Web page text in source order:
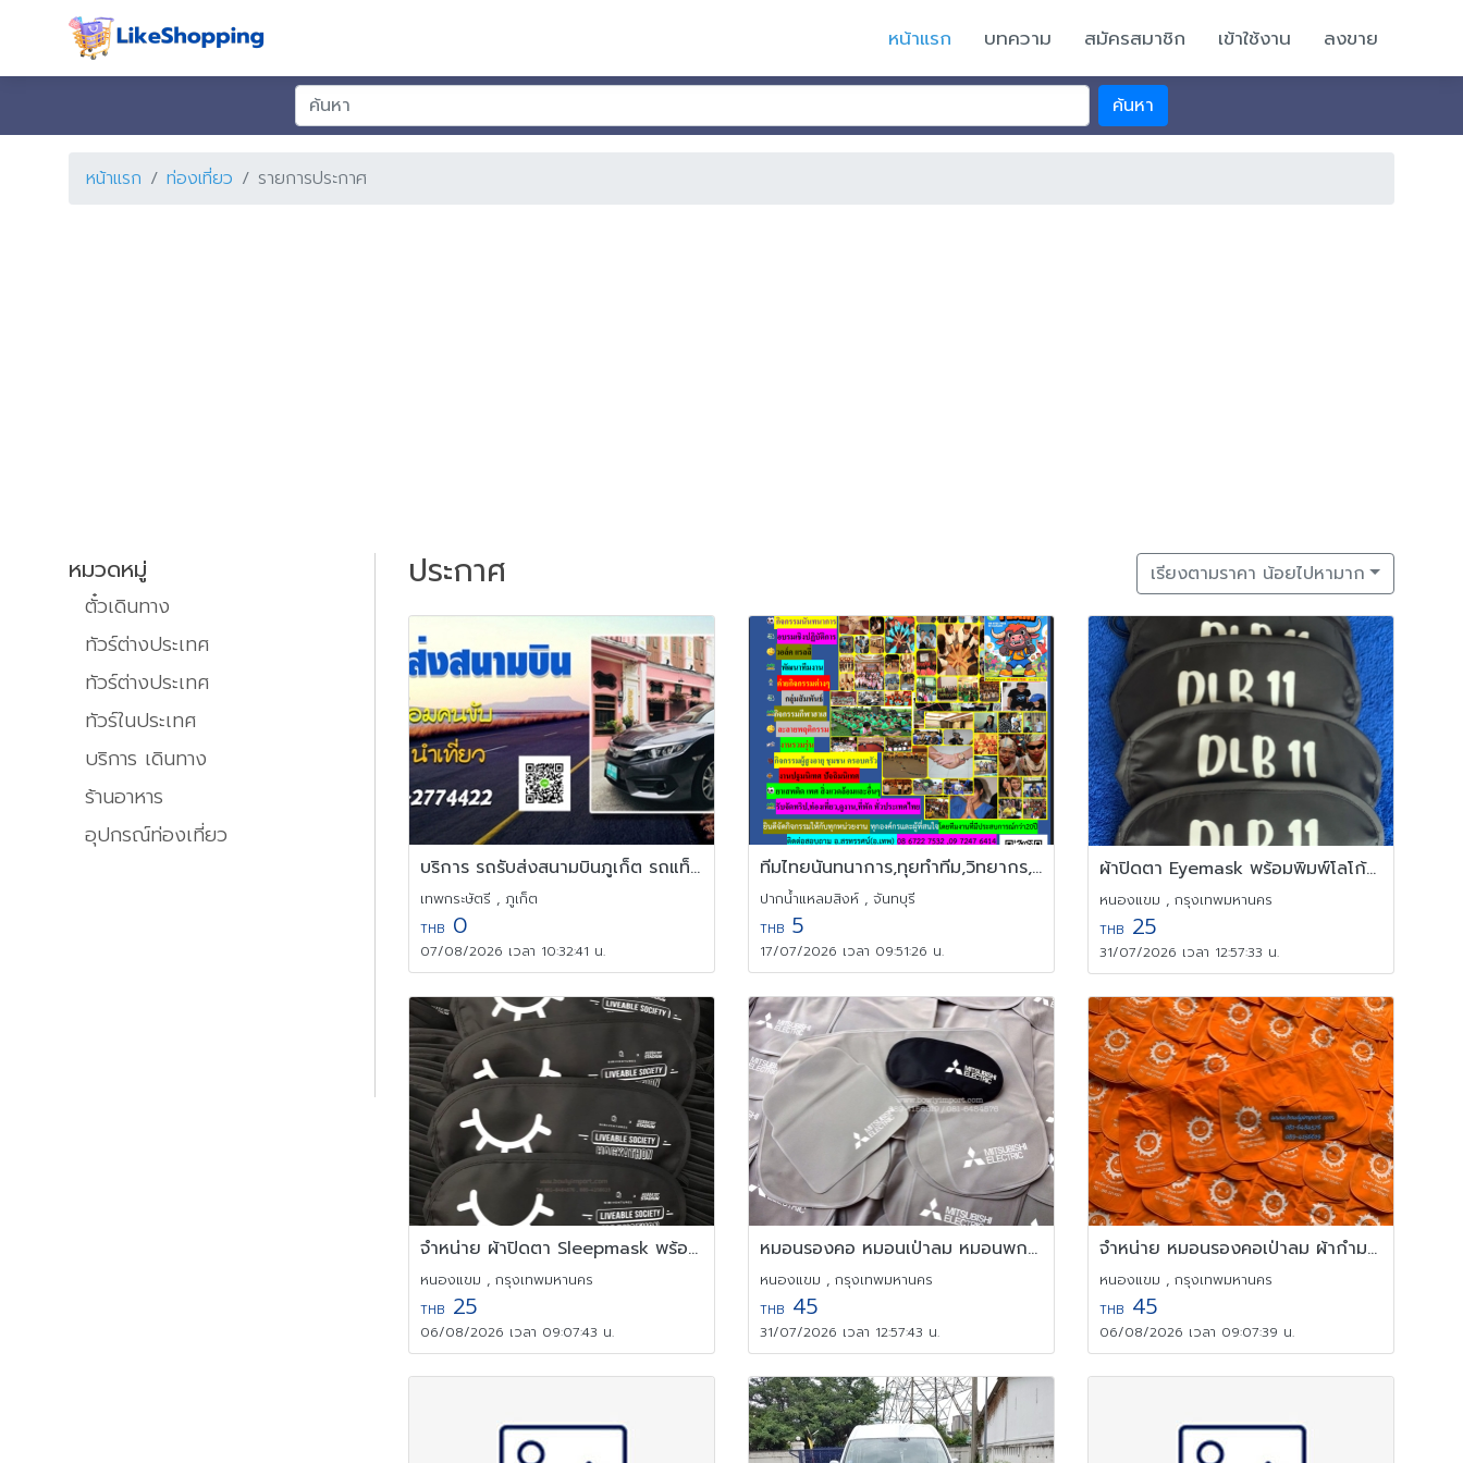
หน้าแรก บทความ สมัครสมาชิก เข้าใช้งาน ลงขาย
ค้นหา
หน้าแรก ท่องเที่ยว รายการประกาศ
หมวดหมู่
ตั๋วเดินทาง
ทัวร์ต่างประเทศ
ทัวร์ต่างประเทศ
ทัวร์ในประเทศ
บริการ เดินทาง
ร้านอาหาร
อุปกรณ์ท่องเที่ยว
ประกาศ เรียงตามราคา น้อยไปหามาก
บริการ รถรับส่งสนามบินภูเก็ต รถแท็กซี่สนามบินภูเก็ต รถไปสนามบิน
เทพกระษัตรี , ภูเก็ต
THB 0
07/08/2026 เวลา 10:32:41 น.
ทีมไทยนันทนาการ,ทุยทำทีม,วิทยากร,วอล์คแรลลี่,ละลายพฤติกรรม,OD
ปากน้ำแหลมสิงห์ , จันทบุรี
THB5
17/07/2026 เวลา 09:51:26 น.
ผ้าปิดตา Eyemask พร้อมพิมพ์โลโก้ 0816484576
หนองแขม , กรุงเทพมหานคร
THB25
31/07/2026 เวลา 12:57:33 น.
จำหน่าย ผ้าปิดตา Sleepmask พร้อมสกรีนโลโก้ 0894156619
หนองแขม , กรุงเทพมหานคร
THB 25
06/08/2026 เวลา 09:07:43 น.
หมอนรองคอ หมอนเป่าลม หมอนพกพา พร้อมสกรีนโลโก้ 0816484576
หนองแขม , กรุงเทพมหานคร
THB45
31/07/2026 เวลา 12:57:43 น.
จำหน่าย หมอนรองคอเป่าลม ผ้ากำมะหยี่ พร้อมสกรีนโลโก้ 0894156619
หนองแขม , กรุงเทพมหานคร
THB45
06/08/2026 เวลา 09:07:39 น.